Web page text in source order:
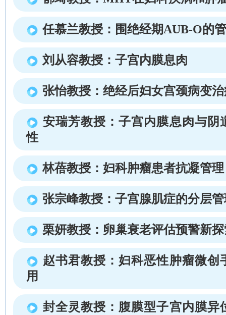
任慕兰教授：围绝经期AUB-O的
刘从容教授：子宫内膜息肉
张怡教授：绝经后妇女宫颈病变
安瑞芳教授：子宫内膜息肉与阴
性
林蓓教授：妇科肿瘤患者抗凝管理
张宗峰教授：子宫腺肌症的分层
栗妍教授：卵巢衰老评估预警新
赵书君教授：妇科恶性肿瘤微创
用
封全灵教授：腹膜型子宫内膜异